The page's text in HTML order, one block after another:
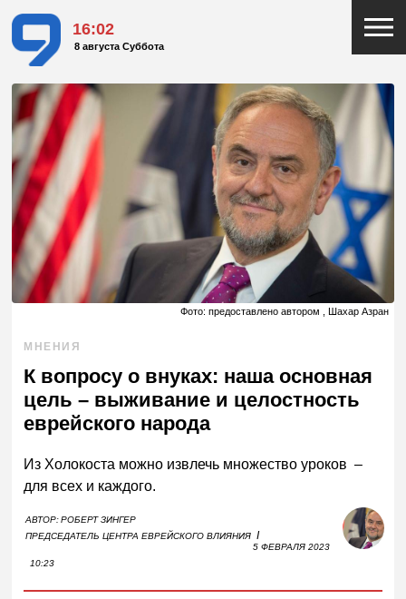
16:02
8 августа Суббота
Фото: предоставлено автором , Шахар Азран
МНЕНИЯ
К вопросу о внуках: наша основная
цель – выживание и целостность
еврейского народа
Из Холокоста можно извлечь множество уроков –
для всех и каждого.
АВТОР:РОБЕРТ ЗИНГЕР
ПРЕДСЕДАТЕЛЬ ЦЕНТРА ЕВРЕЙСКОГО ВЛИЯНИЯ I
5 ФЕВРАЛЯ 2023
10:23